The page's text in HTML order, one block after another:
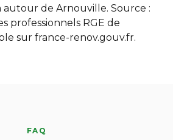
autour de Arnouville. Source :
professionnels RGE de
sur france-renov.gouv.fr.
FAQ